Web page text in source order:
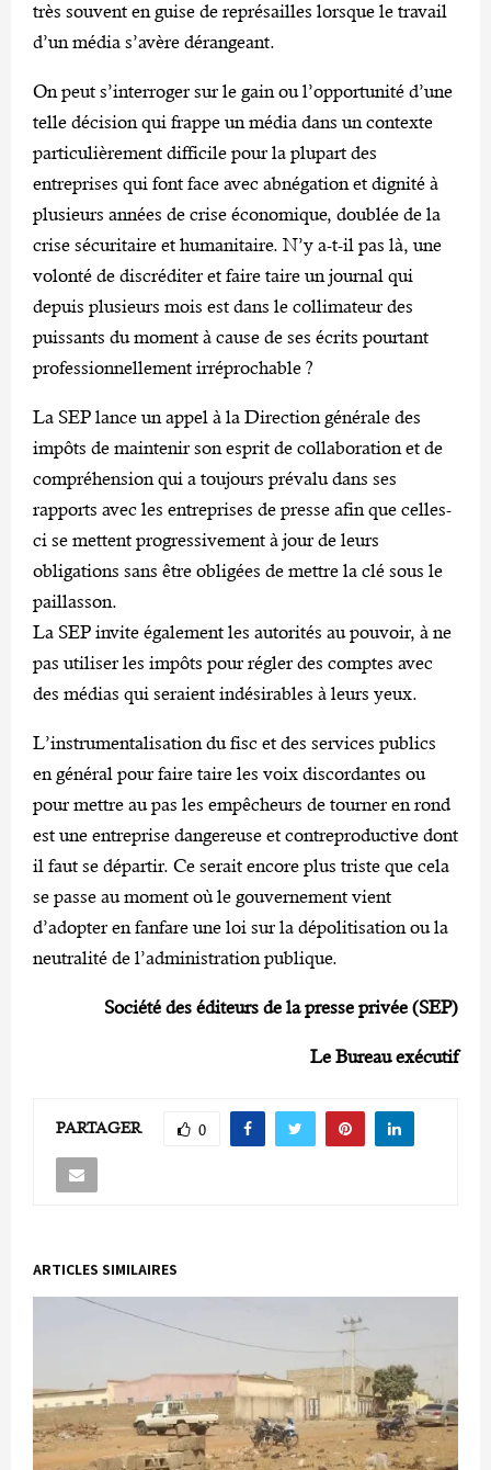
très souvent en guise de représailles lorsque le travail
d’un média s’avère dérangeant.
On peut s’interroger sur le gain ou l’opportunité d’une
telle décision qui frappe un média dans un contexte
particulièrement difficile pour la plupart des
entreprises qui font face avec abnégation et dignité à
plusieurs années de crise économique, doublée de la
crise sécuritaire et humanitaire. N’y a-t-il pas là, une
volonté de discréditer et faire taire un journal qui
depuis plusieurs mois est dans le collimateur des
puissants du moment à cause de ses écrits pourtant
professionnellement irréprochable ?
La SEP lance un appel à la Direction générale des
impôts de maintenir son esprit de collaboration et de
compréhension qui a toujours prévalu dans ses
rapports avec les entreprises de presse afin que celles-
ci se mettent progressivement à jour de leurs
obligations sans être obligées de mettre la clé sous le
paillasson.
La SEP invite également les autorités au pouvoir, à ne
pas utiliser les impôts pour régler des comptes avec
des médias qui seraient indésirables à leurs yeux.
L’instrumentalisation du fisc et des services publics
en général pour faire taire les voix discordantes ou
pour mettre au pas les empêcheurs de tourner en rond
est une entreprise dangereuse et contreproductive dont
il faut se départir. Ce serait encore plus triste que cela
se passe au moment où le gouvernement vient
d’adopter en fanfare une loi sur la dépolitisation ou la
neutralité de l’administration publique.
Société des éditeurs de la presse privée (SEP)
Le Bureau exécutif
PARTAGER 0
ARTICLES SIMILAIRES